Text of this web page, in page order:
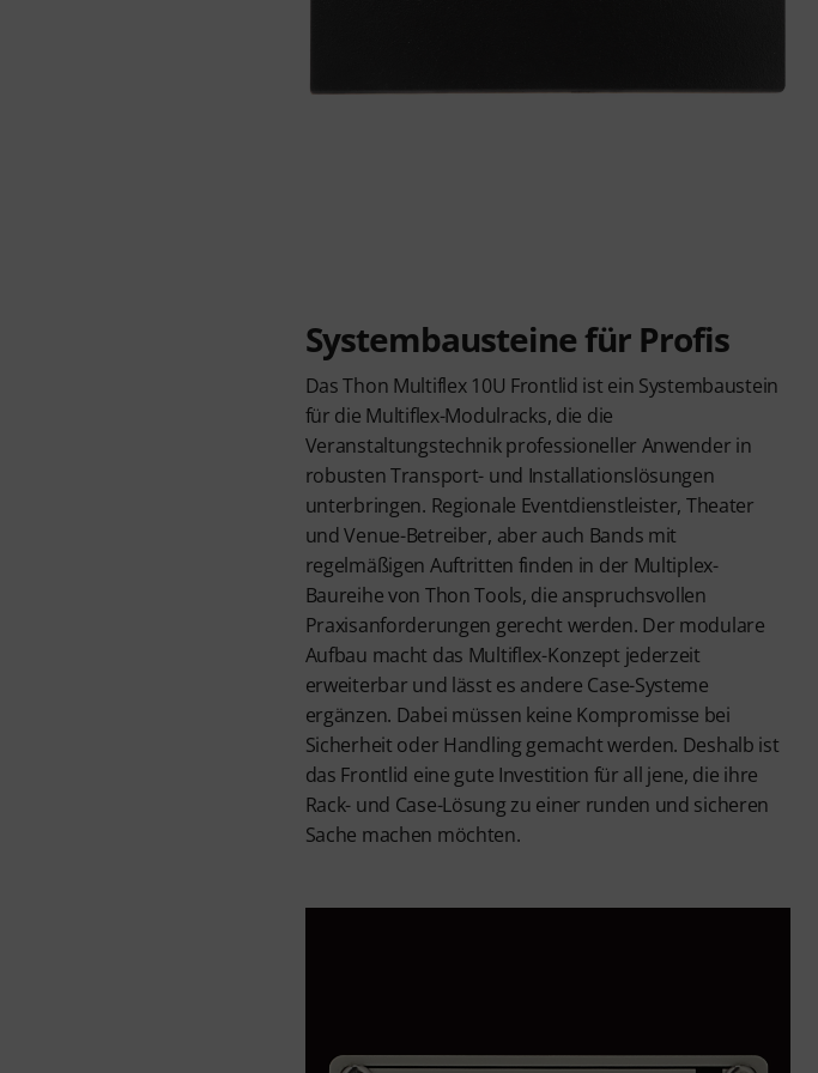
Systembausteine für Profis
Das Thon Multiflex 10U Frontlid ist ein Systembaustein
für die Multiflex-Modulracks, die die
Veranstaltungstechnik professioneller Anwender in
robusten Transport- und Installationslösungen
unterbringen. Regionale Eventdienstleister, Theater
und Venue-Betreiber, aber auch Bands mit
regelmäßigen Auftritten finden in der Multiplex-
Baureihe von Thon Tools, die anspruchsvollen
Praxisanforderungen gerecht werden. Der modulare
Aufbau macht das Multiflex-Konzept jederzeit
erweiterbar und lässt es andere Case-Systeme
ergänzen. Dabei müssen keine Kompromisse bei
Sicherheit oder Handling gemacht werden. Deshalb ist
das Frontlid eine gute Investition für all jene, die ihre
Rack- und Case-Lösung zu einer runden und sicheren
Sache machen möchten.